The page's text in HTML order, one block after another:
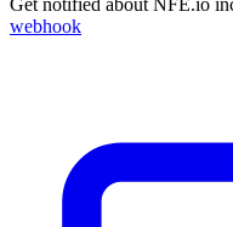
Get notified about NFE.io
webhook